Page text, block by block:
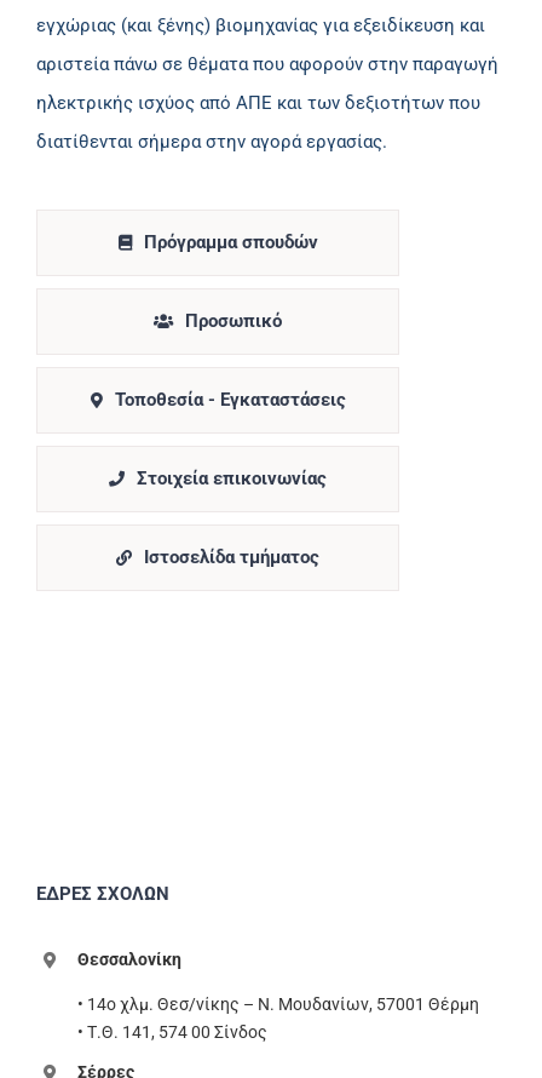
εγχώριας (και ξένης) βιομηχανίας για εξειδίκευση και
αριστεία πάνω σε θέματα που αφορούν στην παραγωγή
ηλεκτρικής ισχύος από ΑΠΕ και των δεξιοτήτων που
διατίθενται σήμερα στην αγορά εργασίας.
Πρόγραμμα σπουδών
Προσωπικό
Τοποθεσία - Εγκαταστάσεις
Στοιχεία επικοινωνίας
Ιστοσελίδα τμήματος
ΕΔΡΕΣ ΣΧΟΛΩΝ
Θεσσαλονίκη
• 14ο χλμ. Θεσ/νίκης – Ν. Μουδανίων, 57001 Θέρμη
• Τ.Θ. 141, 574 00 Σίνδος
Σέρρες